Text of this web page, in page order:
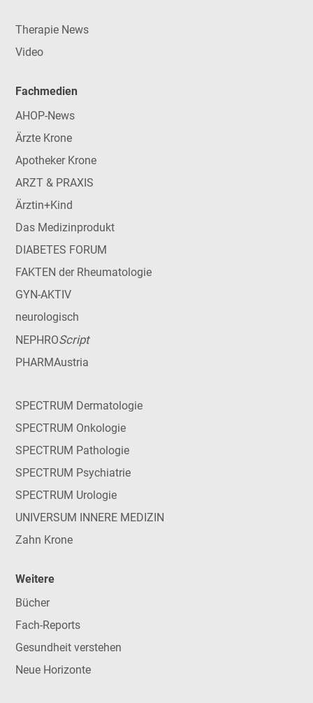
Therapie News
Video
Fachmedien
AHOP-News
Ärzte Krone
Apotheker Krone
ARZT & PRAXIS
Ärztin+Kind
Das Medizinprodukt
DIABETES FORUM
FAKTEN der Rheumatologie
GYN-AKTIV
neurologisch
NEPHROScript
PHARMAustria
SPECTRUM Dermatologie
SPECTRUM Onkologie
SPECTRUM Pathologie
SPECTRUM Psychiatrie
SPECTRUM Urologie
UNIVERSUM INNERE MEDIZIN
Zahn Krone
Weitere
Bücher
Fach-Reports
Gesundheit verstehen
Neue Horizonte